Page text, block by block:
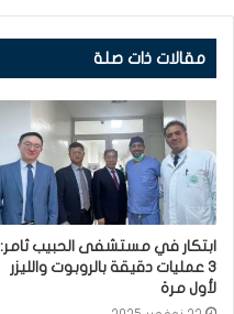
مقالات ذات صلة
ابتكار في مستشفى الحبيب ثامر:
3 عمليات دقيقة بالروبوت والليزر
لأول مرة